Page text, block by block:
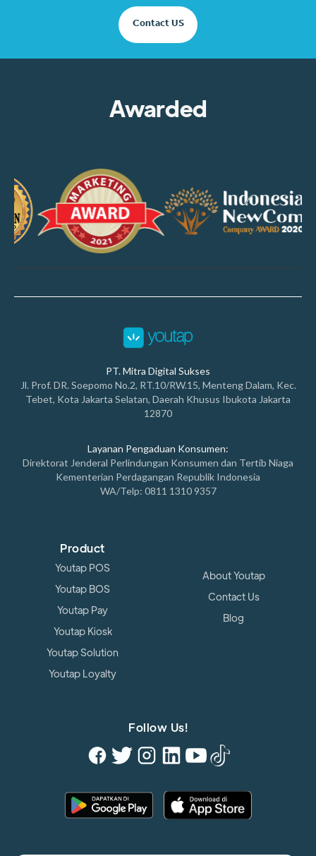
Contact US
Awarded
PT. Mitra Digital Sukses
Jl. Prof. DR. Soepomo No.2, RT.10/RW.15, Menteng Dalam, Kec.
Tebet, Kota Jakarta Selatan, Daerah Khusus Ibukota Jakarta
12870
Layanan Pengaduan Konsumen:
Direktorat Jenderal Perlindungan Konsumen dan Tertib Niaga
Kementerian Perdagangan Republik Indonesia
WA/Telp: 0811 1310 9357
Product
Youtap POS
Youtap BOS
Youtap Pay
Youtap Kiosk
Youtap Solution
Youtap Loyalty
About Youtap
Contact Us
Blog
Follow Us!